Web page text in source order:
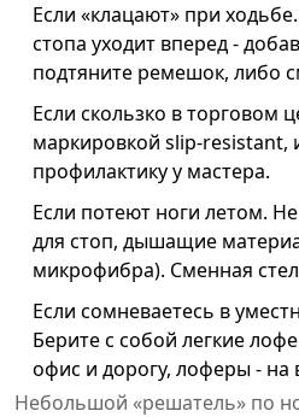
Если «клацают» при
стопа уходит вперед -
подтяните ремешок, либо
Если скользко в торговом
маркировкой slip-resistant,
профилактику у мастера.
Если потеют ноги летом.
для стоп, дышащие
микрофибра). Сменная
Если сомневаетесь в
Берите с собой легкие
офис и дорогу, лоферы - на
Небольшой «решатель» по